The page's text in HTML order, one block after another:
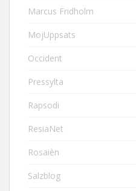
Marcus Fridholm
MojUppsats
Occident
Pressylta
Rapsodi
ResiaNet
Rosaièn
Salzblog